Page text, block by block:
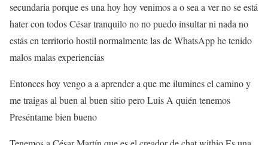
secundaria porque es una hoy hoy venimos a o sea a ver no se está
hater con todos César tranquilo no no puedo insultar ni nada no
estás en territorio hostil normalmente las de WhatsApp he tenido
malos malas experiencias
Entonces hoy vengo a a aprender a que me ilumines el camino y
me traigas al buen al buen sitio pero Luis A quién tenemos
Preséntame bien bueno